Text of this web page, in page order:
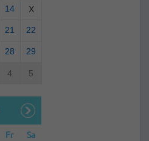
14 X
21 22
28 29
4 5
Fr Sa